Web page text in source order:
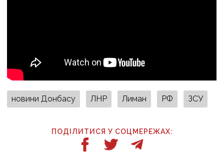
новини Донбасу ЛНР Лиман РФ ЗСУ
ПОДІЛИТИСЯ У СОЦМЕРЕЖАХ: